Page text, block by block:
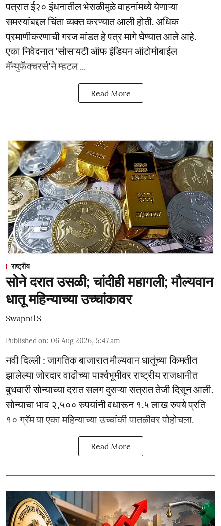
पत्रात ई२० इंधनातील भेसळीमुळे वाहनांमध्ये येणाऱ्या
समस्यांबद्दल चिंता व्यक्त करण्यात आली होती. अधिक
प्रमाणीकरणाची गरज मांडत हे पत्र मागे घेण्यात आले आहे.
एका निवेदनात 'सोसायटी ऑफ इंडियन ऑटोमोबाईल
मॅन्युफॅक्चरर्स'ने म्हटल ...
Read More
राष्ट्रीय
सोने दरात उसळी; चांदीही महागली; मौल्यवान
धातू महिन्याच्या उच्चांकावर
Swapnil S
Published on: 06 Aug 2026, 5:47 am
नवी दिल्ली : जागतिक बाजारात मौल्यवान धातूंच्या किमतीत
झालेल्या जोरदार वाढीच्या पार्श्वभूमीवर राष्ट्रीय राजधानीत
बुधवारी सोन्याच्या दरात सलग दुसऱ्या सत्रात तेजी दिसून आली.
सोन्याचा भाव २,५०० रुपयांनी वधारून १.५ लाख रुपये प्रति
१० ग्रॅम या एका महिन्याच्या उच्चांकी पातळीवर पोहोचला.
Read More